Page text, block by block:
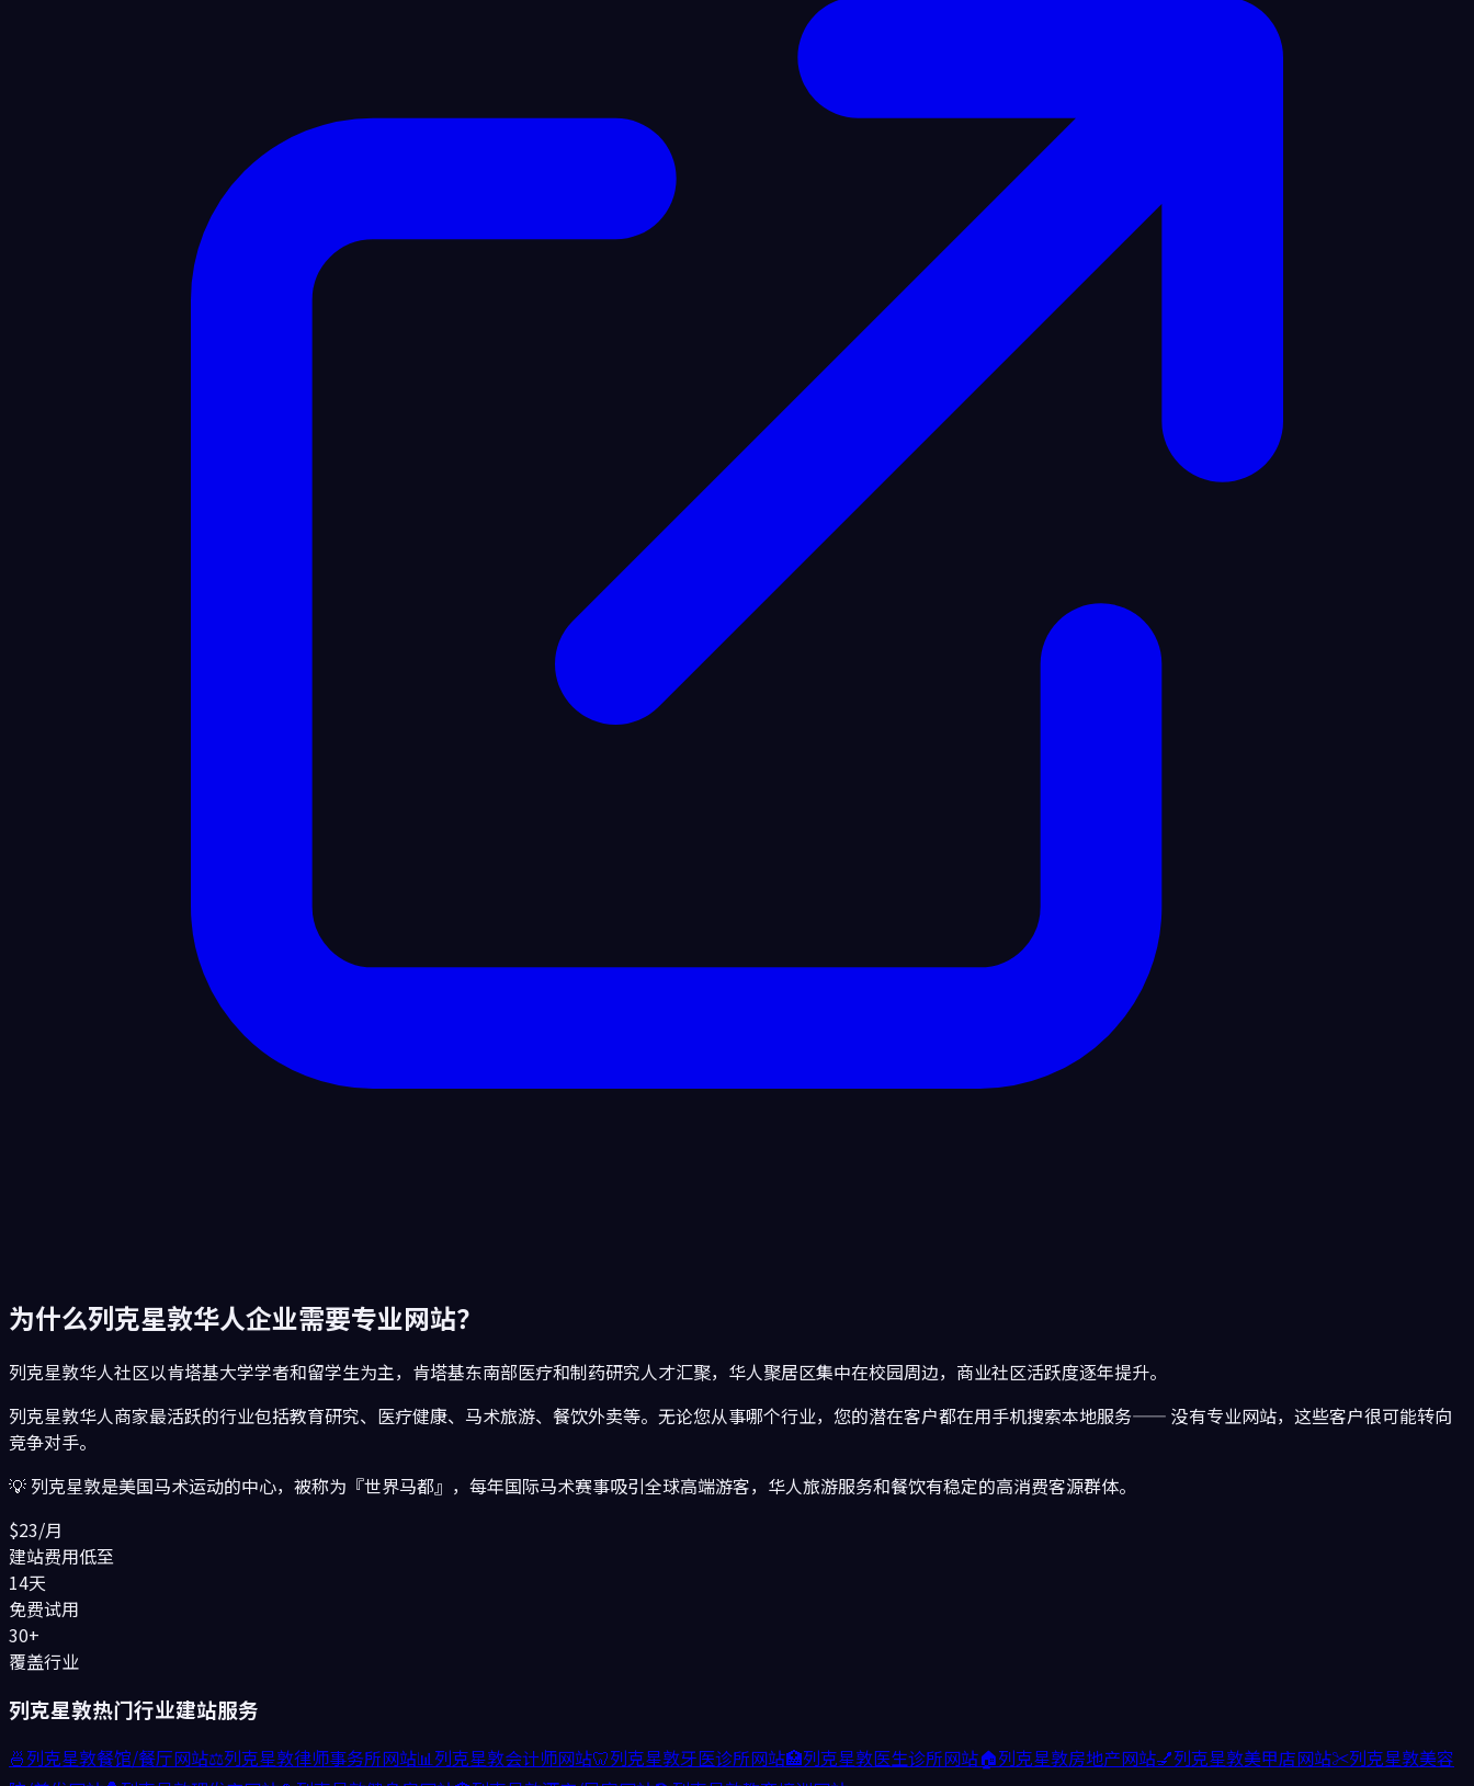
为什么列克星敦华人企业需要专业网站？
列克星敦华人社区以肯塔基大学学者和留学生为主，肯塔基东南部医疗和制药研究人才汇聚，华人聚居区集中在校园周边，商业社区活跃度逐年提升。
列克星敦华人商家最活跃的行业包括教育研究、医疗健康、马术旅游、餐饮外卖等。无论您从事哪个行业，您的潜在客户都在用手机搜索本地服务—— 没有专业网站，这些客户很可能转向
竞争对手。
💡 列克星敦是美国马术运动的中心，被称为『世界马都』，每年国际马术赛事吸引全球高端游客，华人旅游服务和餐饮有稳定的高消费客源群体。
$23/月
建站费用低至
14天
免费试用
30+
覆盖行业
列克星敦热门行业建站服务
🍜列克星敦餐馆/餐厅网站⚖️列克星敦律师事务所网站📊列克星敦会计师网站🦷列克星敦牙医诊所网站🏥列克星敦医生诊所网站🏠列克星敦房地产网站💅列克星敦美甲店网站✂️列克星敦美容